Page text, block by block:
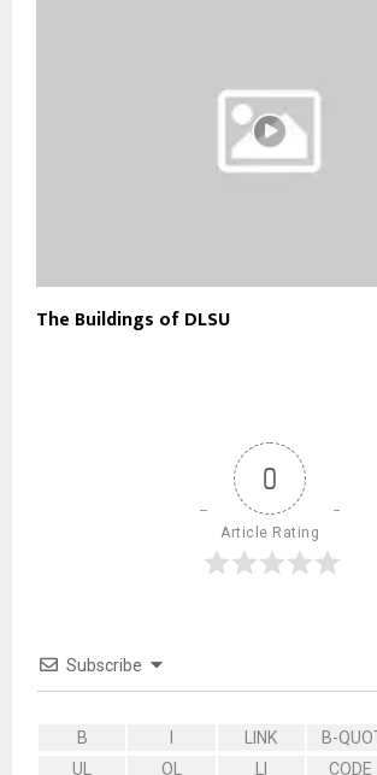
The Buildings of DLSU
0
Article Rating
Subscribe